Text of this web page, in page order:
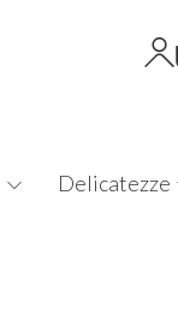
Delicatezze